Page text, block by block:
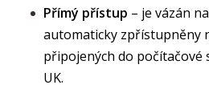
Přímý přístup – je vázán
automaticky zpřístupněny
připojených do počítačové
UK.